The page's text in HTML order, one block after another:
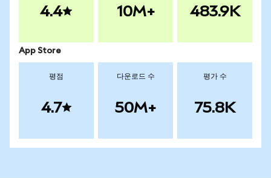
4.4 10M+ 483.9K
App Store
평점
4.7
다운로드 수
50M+
평가 수
75.8K